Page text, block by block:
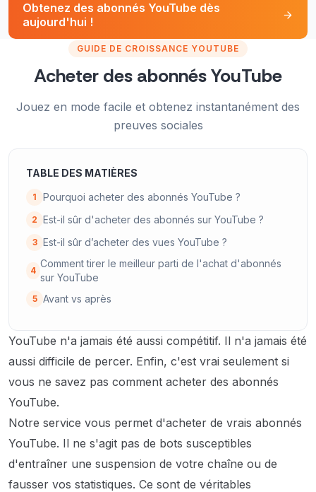
Obtenez des abonnés YouTube dès
aujourd'hui !
GUIDE DE CROISSANCE YOUTUBE
Acheter des abonnés YouTube
Jouez en mode facile et obtenez instantanément des
preuves sociales
TABLE DES MATIÈRES
1 Pourquoi acheter des abonnés YouTube ?
2 Est-il sûr d'acheter des abonnés sur YouTube ?
3 Est-il sûr d’acheter des vues YouTube ?
4
Comment tirer le meilleur parti de l'achat d'abonnés
sur YouTube
5 Avant vs après
YouTube n'a jamais été aussi compétitif. Il n'a jamais été
aussi difficile de percer. Enfin, c'est vrai seulement si
vous ne savez pas comment acheter des abonnés
YouTube.
Notre service vous permet d'acheter de vrais abonnés
YouTube. Il ne s'agit pas de bots susceptibles
d'entraîner une suspension de votre chaîne ou de
fausser vos statistiques. Ce sont de véritables